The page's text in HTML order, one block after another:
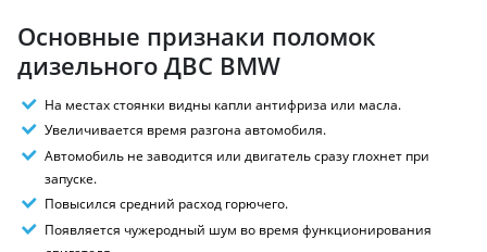
Основные признаки поломок
дизельного ДВС BMW
На местах стоянки видны капли антифриза или масла.
Увеличивается время разгона автомобиля.
Автомобиль не заводится или двигатель сразу глохнет при
запуске.
Повысился средний расход горючего.
Появляется чужеродный шум во время функционирования